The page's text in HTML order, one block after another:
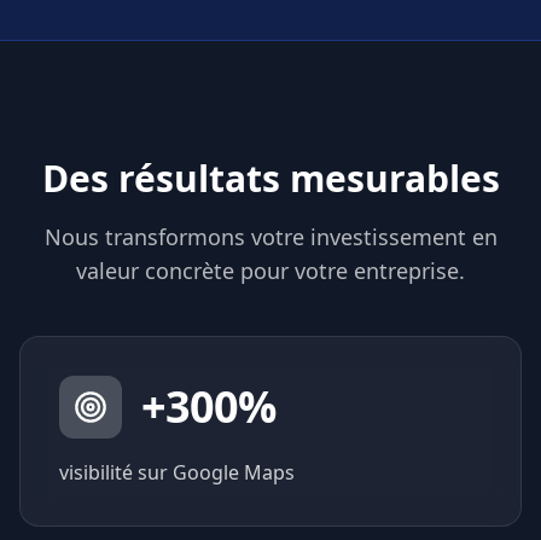
Des résultats mesurables
Nous transformons votre investissement en
valeur concrète pour votre entreprise.
+300%
visibilité sur Google Maps